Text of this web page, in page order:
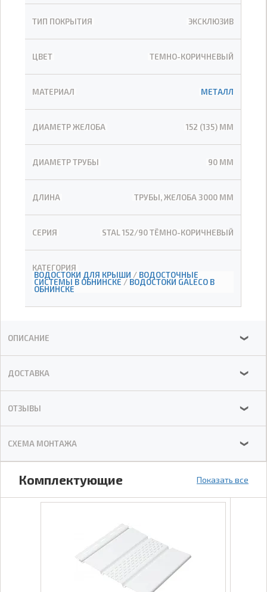
ТИП ПОКРЫТИЯ ЭКСКЛЮЗИВ
ЦВЕТ ТЕМНО-КОРИЧНЕВЫЙ
МАТЕРИАЛ МЕТАЛЛ
ДИАМЕТР ЖЕЛОБА 152 (135) ММ
ДИАМЕТР ТРУБЫ 90 ММ
ДЛИНА ТРУБЫ, ЖЕЛОБА 3000 ММ
СЕРИЯ STAL 152/90 ТЁМНО-КОРИЧНЕВЫЙ
КАТЕГОРИЯ
ВОДОСТОКИ ДЛЯ КРЫШИ / ВОДОСТОЧНЫЕ
СИСТЕМЫ В ОБНИНСКЕ / ВОДОСТОКИ GALECO В
ОБНИНСКЕ
ОПИСАНИЕ ❯
ДОСТАВКА ❯
ОТЗЫВЫ ❯
СХЕМА МОНТАЖА ❯
Комплектующие Показать все